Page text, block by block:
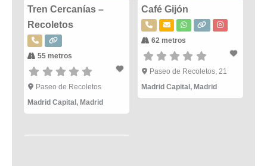
Tren Cercanías –
Recoletos
55 metros
Paseo de Recoletos
Madrid Capital , Madrid
Café Gijón
62 metros
Paseo de Recoletos, 21
Madrid Capital , Madrid